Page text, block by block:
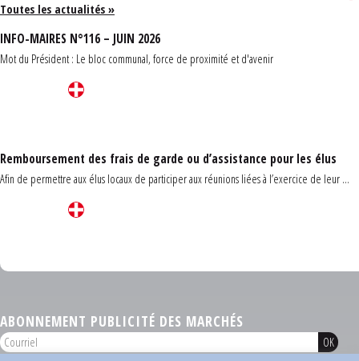
Toutes les actualités »
INFO-MAIRES N°116 – JUIN 2026
Mot du Président : Le bloc communal, force de proximité et d'avenir
Remboursement des frais de garde ou d’assistance pour les élus
Afin de permettre aux élus locaux de participer aux réunions liées à l’exercice de leur ...
ABONNEMENT PUBLICITÉ DES MARCHÉS